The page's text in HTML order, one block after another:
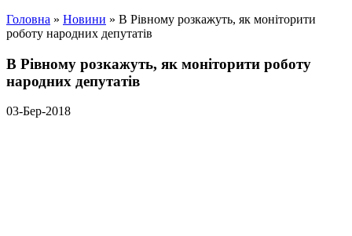
Головна » Новини » В Рівному розкажуть, як моніторити
роботу народних депутатів
В Рівному розкажуть, як моніторити роботу
народних депутатів
03-Бер-2018